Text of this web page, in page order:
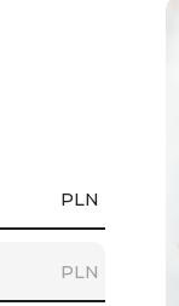
PLN
PLN